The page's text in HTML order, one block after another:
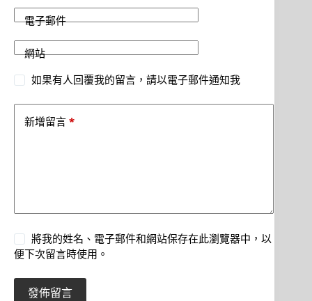
電子郵件
網站
如果有人回覆我的留言，請以電子郵件通知我
新增留言 *
將我的姓名、電子郵件和網站保存在此瀏覽器中，以
便下次留言時使用。
發佈留言